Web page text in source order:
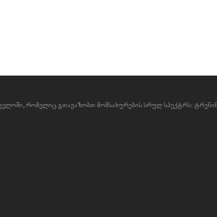
რომელიც გთავაზობთ მომსახურების სრულ სპექტრს: